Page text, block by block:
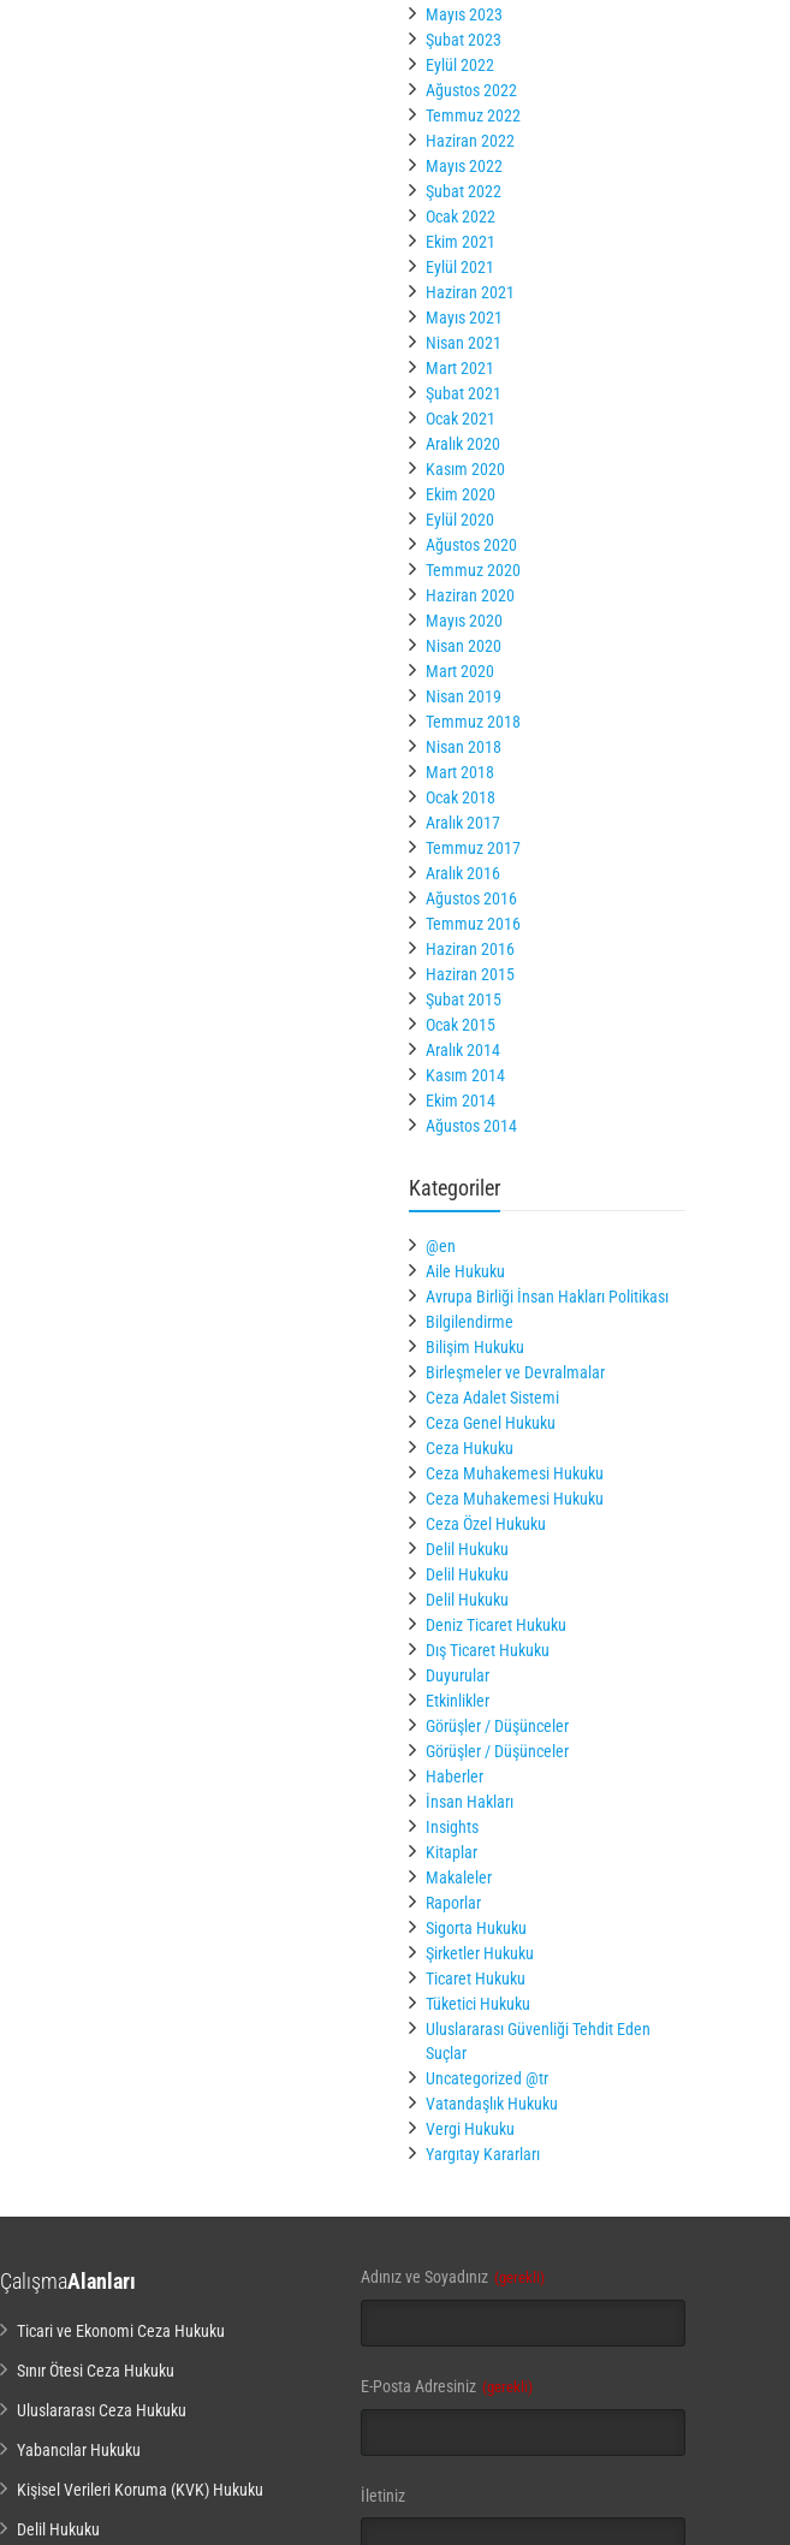
Mayıs 2023
Şubat 2023
Eylül 2022
Ağustos 2022
Temmuz 2022
Haziran 2022
Mayıs 2022
Şubat 2022
Ocak 2022
Ekim 2021
Eylül 2021
Haziran 2021
Mayıs 2021
Nisan 2021
Mart 2021
Şubat 2021
Ocak 2021
Aralık 2020
Kasım 2020
Ekim 2020
Eylül 2020
Ağustos 2020
Temmuz 2020
Haziran 2020
Mayıs 2020
Nisan 2020
Mart 2020
Nisan 2019
Temmuz 2018
Nisan 2018
Mart 2018
Ocak 2018
Aralık 2017
Temmuz 2017
Aralık 2016
Ağustos 2016
Temmuz 2016
Haziran 2016
Haziran 2015
Şubat 2015
Ocak 2015
Aralık 2014
Kasım 2014
Ekim 2014
Ağustos 2014
Kategoriler
@en
Aile Hukuku
Avrupa Birliği İnsan Hakları Politikası
Bilgilendirme
Bilişim Hukuku
Birleşmeler ve Devralmalar
Ceza Adalet Sistemi
Ceza Genel Hukuku
Ceza Hukuku
Ceza Muhakemesi Hukuku
Ceza Muhakemesi Hukuku
Ceza Özel Hukuku
Delil Hukuku
Delil Hukuku
Delil Hukuku
Deniz Ticaret Hukuku
Dış Ticaret Hukuku
Duyurular
Etkinlikler
Görüşler / Düşünceler
Görüşler / Düşünceler
Haberler
İnsan Hakları
Insights
Kitaplar
Makaleler
Raporlar
Sigorta Hukuku
Şirketler Hukuku
Ticaret Hukuku
Tüketici Hukuku
Uluslararası Güvenliği Tehdit Eden
Suçlar
Uncategorized @tr
Vatandaşlık Hukuku
Vergi Hukuku
Yargıtay Kararları
ÇalışmaAlanları
Ticari ve Ekonomi Ceza Hukuku
Sınır Ötesi Ceza Hukuku
Uluslararası Ceza Hukuku
Yabancılar Hukuku
Kişisel Verileri Koruma (KVK) Hukuku
Delil Hukuku
Phone
Number (gerekli)
Adınız ve Soyadınız (gerekli)
E-Posta Adresiniz (gerekli)
İletiniz